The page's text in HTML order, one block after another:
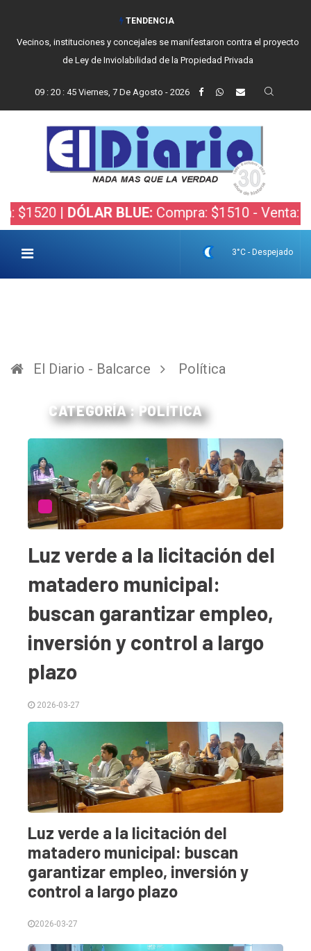
TENDENCIA
Reino recibió a instituciones y confirmó gestiones para sumar una nueva
fuerza de seguridad a Balcarce
09: 20: 46 Viernes, 7 De Agosto - 2026
|DÓLAR BLUE:Compra: $1510 - Venta: $1530 |
3°C - Despejado
El
DIARIO
Balcarce
Inicio
El Diario - Balcarce Política
CATEGORÍA : POLÍTICA
Luz verde a la licitación del
matadero municipal:
buscan garantizar empleo,
inversión y control a largo
plazo
2026-03-27
Luz verde a la licitación del
matadero municipal: buscan
garantizar empleo, inversión y
control a largo plazo
2026-03-27